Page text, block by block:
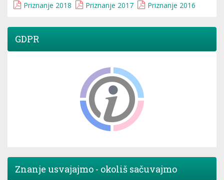
Priznanje 2018
Priznanje 2017 Priznanje 2016
GDPR
Znanje usvajajmo - okoliš sačuvajmo